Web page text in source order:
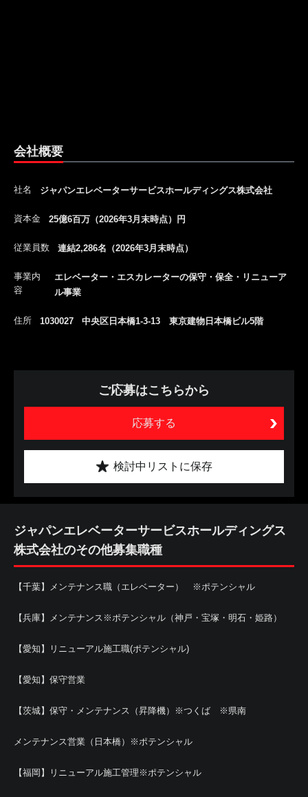
会社概要
社名 ジャパンエレベーターサービスホールディングス株式会社
資本金 25億6百万（2026年3月末時点）円
従業員数 連結2,286名（2026年3月末時点）
事業内
容
エレベーター・エスカレーターの保守・保全・リニューア
ル事業
住所 1030027 中央区日本橋1-3-13 東京建物日本橋ビル5階
ご応募はこちらから
応募する
検討中リストに保存
ジャパンエレベーターサービスホールディングス
株式会社のその他募集職種
【千葉】メンテナンス職（エレベーター） ※ポテンシャル
【兵庫】メンテナンス※ポテンシャル（神戸・宝塚・明石・姫路）
【愛知】リニューアル施工職(ポテンシャル)
【愛知】保守営業
【茨城】保守・メンテナンス（昇降機）※つくば ※県南
メンテナンス営業（日本橋）※ポテンシャル
【福岡】リニューアル施工管理※ポテンシャル